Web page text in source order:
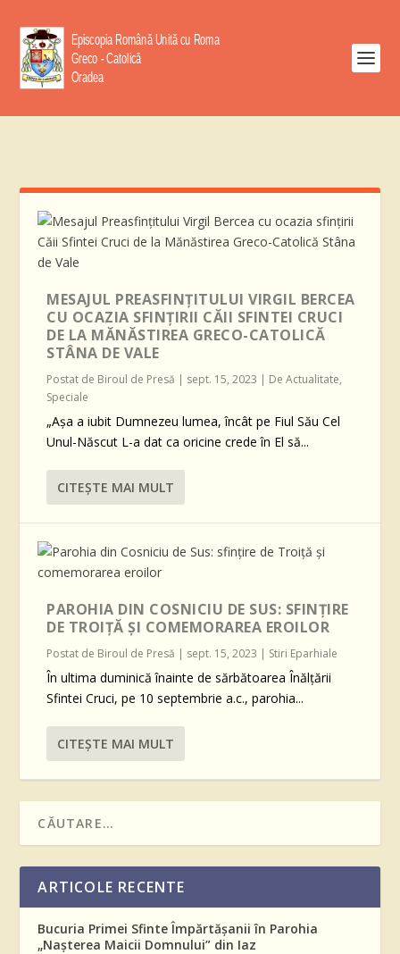
MESAJUL PREASFINȚITULUI VIRGIL BERCEA
CU OCAZIA SFINȚIRII CĂII SFINTEI CRUCI
DE LA MĂNĂSTIREA GRECO-CATOLICĂ
STÂNA DE VALE
Postat de Biroul de Presă | sept. 15, 2023 | De Actualitate,
Speciale
„Așa a iubit Dumnezeu lumea, încât pe Fiul Său Cel
Unul-Născut L-a dat ca oricine crede în El să...
CITEŞTE MAI MULT
PAROHIA DIN COSNICIU DE SUS: SFINȚIRE
DE TROIȚĂ ȘI COMEMORAREA EROILOR
Postat de Biroul de Presă | sept. 15, 2023 | Stiri Eparhiale
În ultima duminică înainte de sărbătoarea Înălțării
Sfintei Cruci, pe 10 septembrie a.c., parohia...
CITEŞTE MAI MULT
ARTICOLE RECENTE
Bucuria Primei Sfinte Împărtășanii în Parohia
„Nașterea Maicii Domnului” din Iaz